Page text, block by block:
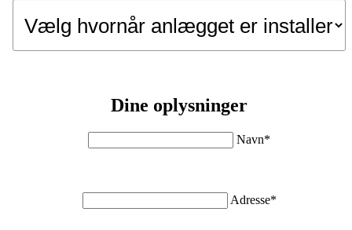
Dine oplysninger
Navn*
Adresse*